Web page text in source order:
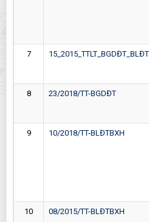
7
8 23/2018/TT-BGDĐT
9 10/2018/TT-BLĐTBXH
10 08/2015/TT-BLĐTBXH